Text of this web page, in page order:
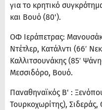
για το κρητικό
και Βουό (80').
ΟΦ Ιεράπετρας:
Ντέτλερ, Κατάλντι (66′
Καλλιτσουνάκης (85′
Μεσσιδόρο, Βουό.
Παναθηναϊκός Β' :
Τουρκοχωρίτης),